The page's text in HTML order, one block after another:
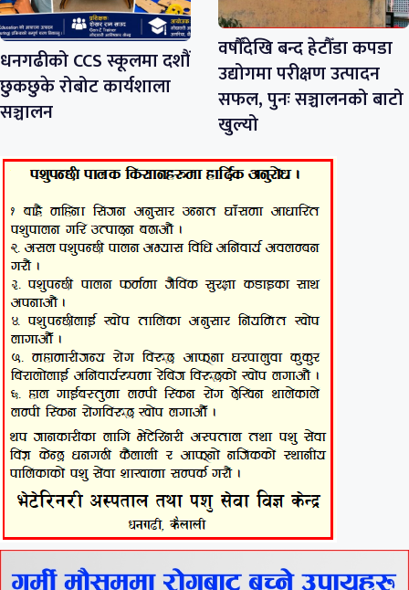
धनगढीको CCS स्कूलमा दशौं
छुकछुके रोबोट कार्यशाला
सञ्चालन
वर्षौँदेखि बन्द हेटौँडा कपडा
उद्योगमा परीक्षण उत्पादन
सफल, पुनः सञ्चालनको बाटो
खुल्यो